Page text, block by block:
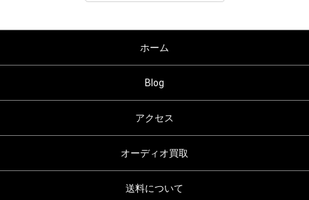
ホーム
Blog
アクセス
オーディオ買取
送料について